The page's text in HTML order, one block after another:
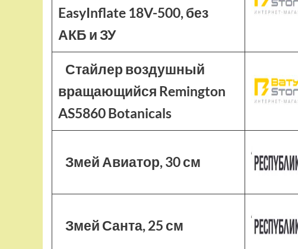
EasyInflate 18V-500, без
АКБ и ЗУ
Стайлер воздушный
вращающийся Remington
AS5860 Botanicals
Змей Авиатор, 30 см
Змей Санта, 25 см